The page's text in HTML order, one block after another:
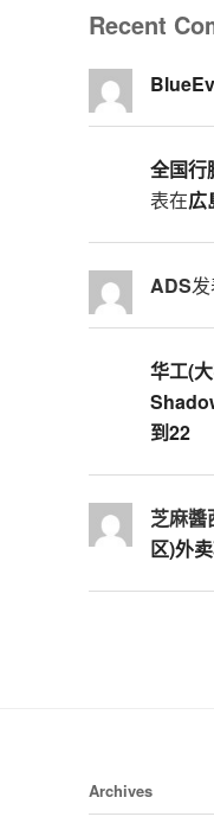
Recent
全国
表在広
ADS
华工(
到22
芝麻醬
区)外
Archives